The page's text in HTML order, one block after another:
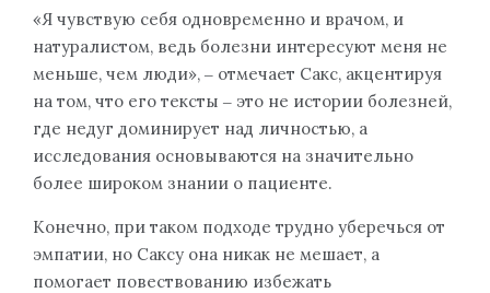
«Я чувствую себя одновременно и врачом, и
натуралистом, ведь болезни интересуют меня не
меньше, чем люди», ‒ отмечает Сакс, акцентируя
на том, что его тексты ‒ это не истории болезней,
где недуг доминирует над личностью, а
исследования основываются на значительно
более широком знании о пациенте.
Конечно, при таком подходе трудно уберечься от
эмпатии, но Саксу она никак не мешает, а
помогает повествованию избежать